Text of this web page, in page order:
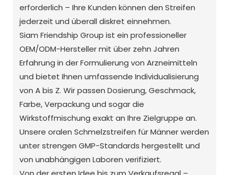
erforderlich – Ihre Kunden können den Streifen
jederzeit und überall diskret einnehmen.
Siam Friendship Group ist ein professioneller
OEM/ODM-Hersteller mit über zehn Jahren
Erfahrung in der Formulierung von Arzneimitteln
und bietet Ihnen umfassende Individualisierung
von A bis Z. Wir passen Dosierung, Geschmack,
Farbe, Verpackung und sogar die
Wirkstoffmischung exakt an Ihre Zielgruppe an.
Unsere oralen Schmelzstreifen für Männer werden
unter strengen GMP-Standards hergestellt und
von unabhängigen Laboren verifiziert.